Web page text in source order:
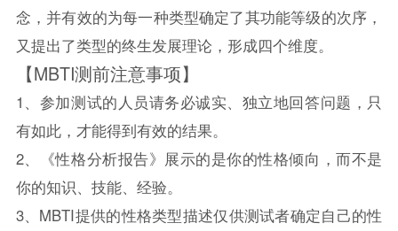
念，并有效的为每一种类型确定了其功能等级的次序，
又提出了类型的终生发展理论，形成四个维度。
【MBTI测前注意事项】
1、参加测试的人员请务必诚实、独立地回答问题，只
有如此，才能得到有效的结果。
2、《性格分析报告》展示的是你的性格倾向，而不是
你的知识、技能、经验。
3、MBTI提供的性格类型描述仅供测试者确定自己的性